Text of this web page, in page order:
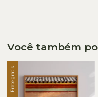
Você também
Frete grátis